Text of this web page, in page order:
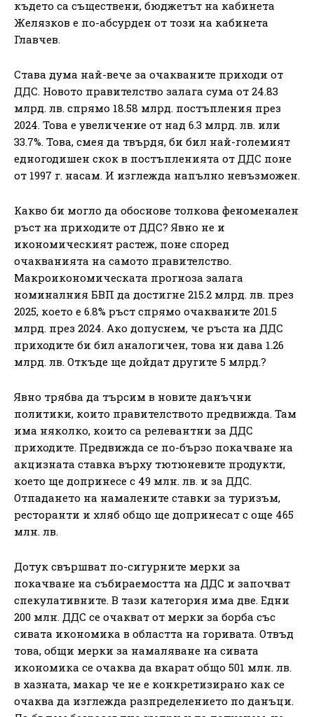
където са съществени, бюджетът на кабинета
Желязков е по-абсурден от този на кабинета
Главчев.
Става дума най-вече за очакваните приходи от
ДДС. Новото правителство залага сума от 24.83
млрд. лв. спрямо 18.58 млрд. постъпления през
2024. Това е увеличение от над 6.3 млрд. лв. или
33.7%. Това, смея да твърдя, би бил най-големият
едногодишен скок в постъпленията от ДДС поне
от 1997 г. насам. И изглежда напълно невъзможен.
Какво би могло да обоснове толкова феноменален
ръст на приходите от ДДС? Явно не и
икономическият растеж, поне според
очакванията на самото правителство.
Макроикономическата прогноза залага
номиналния БВП да достигне 215.2 млрд. лв. през
2025, което е 6.8% ръст спрямо очакваните 201.5
млрд. през 2024. Ако допуснем, че ръста на ДДС
приходите би бил аналогичен, това ни дава 1.26
млрд. лв. Откъде ще дойдат другите 5 млрд.?
Явно трябва да търсим в новите данъчни
политики, които правителството предвижда. Там
има няколко, които са релевантни за ДДС
приходите. Предвижда се по-бързо покачване на
акцизната ставка върху тютюневите продукти,
което ще допринесе с 49 млн. лв. и за ДДС.
Отпадането на намалените ставки за туризъм,
ресторанти и хляб общо ще допринесат с още 465
млн. лв.
Дотук свършват по-сигурните мерки за
покачване на събираемостта на ДДС и започват
спекулативните. В тази категория има две. Едни
200 млн. ДДС се очакват от мерки за борба със
сивата икономика в областта на горивата. Отвъд
това, общи мерки за намаляване на сивата
икономика се очаква да вкарат общо 501 млн. лв.
в хазната, макар че не е конкретизирано как се
очаква да изглежда разпределението по данъци.